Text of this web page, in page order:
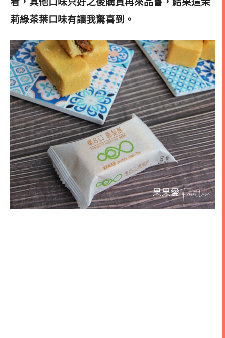
莉綠茶葉口味有讓我驚喜到。